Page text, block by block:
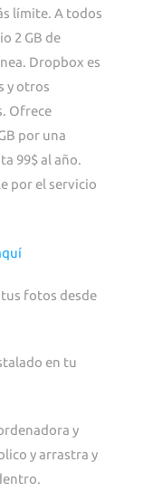
límite. A todos
2 GB de
Dropbox es
y otros
Ofrece
por una
99$ al año.
por el servicio
fotos desde
en tu
y
y arrastra y